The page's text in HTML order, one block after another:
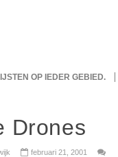
OP IEDER GEBIED.
Drones
februari 21, 2001